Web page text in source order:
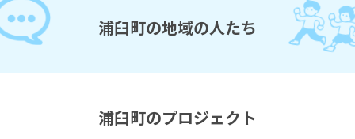
浦臼町の地域の人たち
浦臼町のプロジェクト